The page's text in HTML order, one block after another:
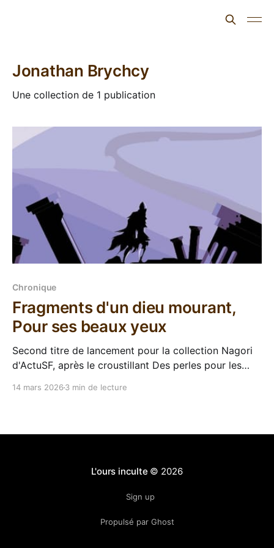
Jonathan Brychcy
Une collection de 1 publication
Chronique
Fragments d'un dieu mourant,
Pour ses beaux yeux
Second titre de lancement pour la collection Nagori
d'ActuSF, après le croustillant Des perles pour les
14 mars 2026 3 min de lecture
L'ours inculte © 2026
Sign up
Propulsé par Ghost